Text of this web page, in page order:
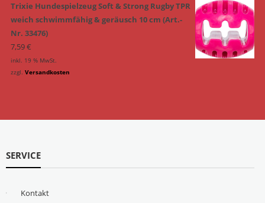
Trixie Hundespielzeug Soft & Strong Rugby TPR
weich schwimmfähig & geräusch 10 cm (Art.-
Nr. 33476)
7,59€
inkl. 19 % MwSt.
zzgl. Versandkosten
SERVICE
Kontakt